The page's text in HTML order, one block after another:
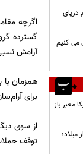
اگرچه
گسترده
آرامش
همزمان
برای
از سوی
توقف
دریای
می کنیم
معبر باز
پیش از میلاد؛